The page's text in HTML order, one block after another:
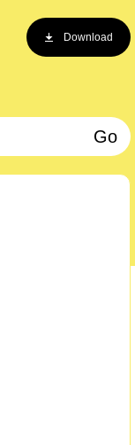
Download
Go